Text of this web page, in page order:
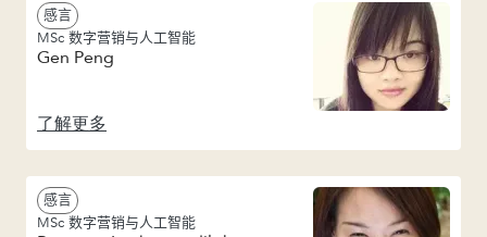
感言
MSc 数字营销与人工智能
Gen Peng
了解更多
感言
MSc 数字营销与人工智能